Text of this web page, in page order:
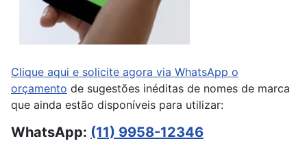
Clique aqui e solicite agora via WhatsApp o
orçamento de sugestões inéditas de nomes de marca
que ainda estão disponíveis para utilizar:
WhatsApp: (11) 9958-12346